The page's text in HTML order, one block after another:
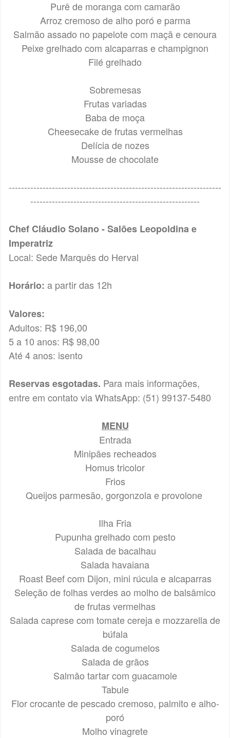
Purê de moranga com camarão
Arroz cremoso de alho poró e parma
Salmão assado no papelote com maçã e cenoura
Peixe grelhado com alcaparras e champignon
Filé grelhado
Sobremesas
Frutas variadas
Baba de moça
Cheesecake de frutas vermelhas
Delícia de nozes
Mousse de chocolate
---------------------------------------------------------------------
-------------------------------------------------------
Chef Cláudio Solano - Salões Leopoldina e
Imperatriz
Local: Sede Marquês do Herval
Horário: a partir das 12h
Valores:
Adultos: R$ 196,00
5 a 10 anos: R$ 98,00
Até 4 anos: isento
Reservas esgotadas. Para mais informações,
entre em contato via WhatsApp: (51) 99137-5480
MENU
Entrada
Minipães recheados
Homus tricolor
Frios
Queijos parmesão, gorgonzola e provolone
Ilha Fria
Pupunha grelhado com pesto
Salada de bacalhau
Salada havaiana
Roast Beef com Dijon, mini rúcula e alcaparras
Seleção de folhas verdes ao molho de balsâmico
de frutas vermelhas
Salada caprese com tomate cereja e mozzarella de
búfala
Salada de cogumelos
Salada de grãos
Salmão tartar com guacamole
Tabule
Flor crocante de pescado cremoso, palmito e alho-
poró
Molho vinagrete